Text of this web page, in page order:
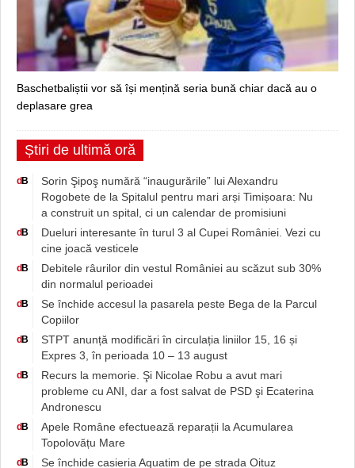
Baschetbaliștii vor să își mențină seria bună chiar dacă au o
deplasare grea
Știri de ultimă oră
d B
Sorin Şipoş numără “inaugurările” lui Alexandru
Rogobete de la Spitalul pentru mari arși Timișoara: Nu
a construit un spital, ci un calendar de promisiuni
d B
Dueluri interesante în turul 3 al Cupei României. Vezi cu
cine joacă vesticele
d B
Debitele râurilor din vestul României au scăzut sub 30%
din normalul perioadei
d B
Se închide accesul la pasarela peste Bega de la Parcul
Copiilor
d B
STPT anunță modificări în circulația liniilor 15, 16 și
Expres 3, în perioada 10 – 13 august
d B
Recurs la memorie. Şi Nicolae Robu a avut mari
probleme cu ANI, dar a fost salvat de PSD şi Ecaterina
Andronescu
d B
Apele Române efectuează reparații la Acumularea
Topolovățu Mare
d B Se închide casieria Aquatim de pe strada Oituz